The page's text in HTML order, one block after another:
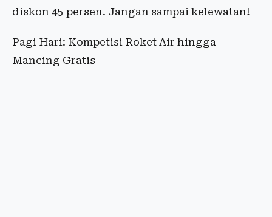
diskon 45 persen. Jangan sampai kelewatan!
Pagi Hari: Kompetisi Roket Air hingga
Mancing Gratis